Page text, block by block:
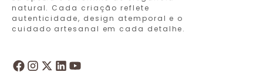
natural. Cada criação reflete
autenticidade, design atemporal e o
cuidado artesanal em cada detalhe.